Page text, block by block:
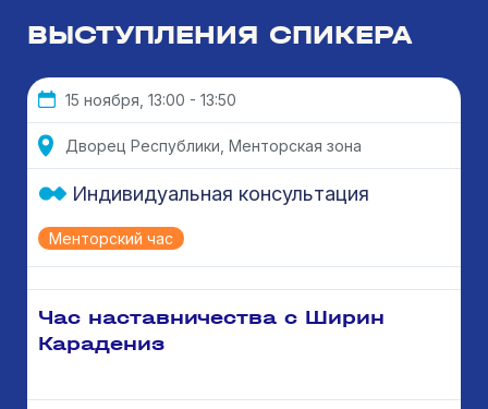
ВЫСТУПЛЕНИЯ СПИКЕРА
15 ноября, 13:00 - 13:50
Дворец Республики, Менторская зона
Менторский час
Индивидуальная консультация
Час наставничества с Ширин
Карадениз